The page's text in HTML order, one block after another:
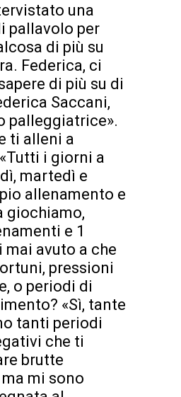
una
pallavolo per
di più su
Federica, ci
di più su di
Saccani,
palleggiatrice».
ti alleni a
i giorni a
martedì e
allenamento e
giochiamo,
e 1
mai avuto a che
pressioni
o periodi di
«Sì, tante
tanti periodi
che ti
brutte
mi sono